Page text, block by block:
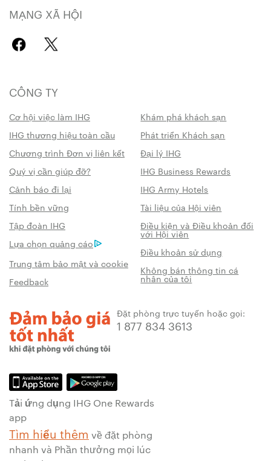
MẠNG XÃ HỘI
CÔNG TY
Cơ hội việc làm IHG
Khám phá khách sạn
IHG thương hiệu toàn cầu
Phát triển Khách sạn
Chương trình Đơn vị liên kết
Đại lý IHG
Quý vị cần giúp đỡ?
IHG Business Rewards
Cảnh báo đi lại
IHG Army Hotels
Tính bền vững
Tài liệu của Hội viên
Tập đoàn IHG
Điều kiện và Điều khoản đối
với Hội viên
Lựa chọn quảng cáo
Điều khoản sử dụng
Trung tâm bảo mật và cookie
Không bán thông tin cá
nhân của tôi
Feedback
Đặt phòng trực tuyến hoặc gọi:
1 877 834 3613
Tải ứng dụng IHG One Rewards
app
Tìm hiểu thêm về đặt phòng
nhanh và Phần thưởng mọi lúc